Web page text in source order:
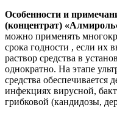
Особенности и
(концентрат)
можно применять
срока годности , если их
раствор средства в
однократно. На этапе
средства обеспечивается
инфекциях вирусной,
грибковой (кандидозы,